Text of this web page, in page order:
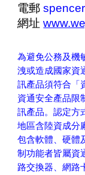
電郵
網址
為避免公務及機
洩或造成國家資
訊產品須符合「
資通安全產品限
訊產品。認定方
地區含陸資成分
包含軟體、硬體
制功能者皆屬資
路交換器、網路